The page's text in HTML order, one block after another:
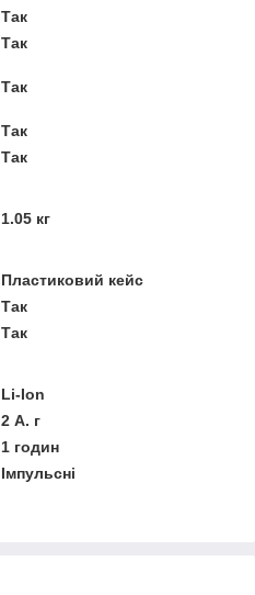
Так
Так
Так
Так
Так
1.05 кг
Пластиковий кейс
Так
Так
Li-Ion
2 А. г
1 годин
Імпульсні